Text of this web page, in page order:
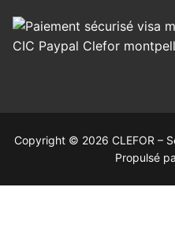
Copyright © 2026 CLEFOR –
Propulsé